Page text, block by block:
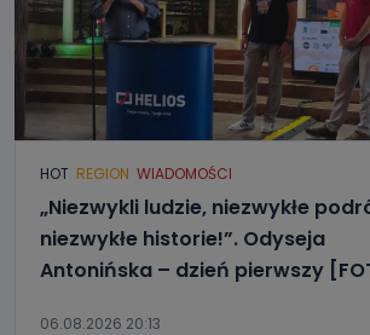
HOT REGION WIADOMOŚCI
„Niezwykli ludzie, niezwykłe
niezwykłe historie!”. Odyseja
Antonińska – dzień pierwszy
06.08.2026 20:13